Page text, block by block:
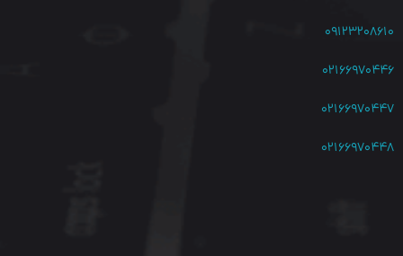
۰۹۱۲۳۲۰۸۶۱۰
۰۲۱۶۶۹۷۰۴۴۶
۰۲۱۶۶۹۷۰۴۴۷
۰۲۱۶۶۹۷۰۴۴۸